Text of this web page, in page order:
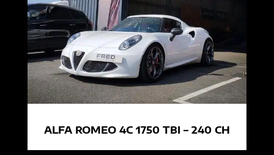
ALFA ROMEO 4C 1750 TBI – 240 CH